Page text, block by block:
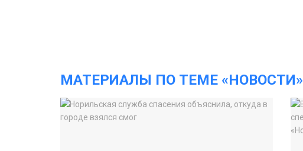
МАТЕРИАЛЫ ПО ТЕМЕ «НОВОСТИ»